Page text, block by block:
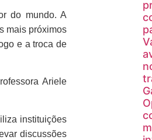
do mundo. A
mais próximos
e a troca de
Ariele
instituições
discussões